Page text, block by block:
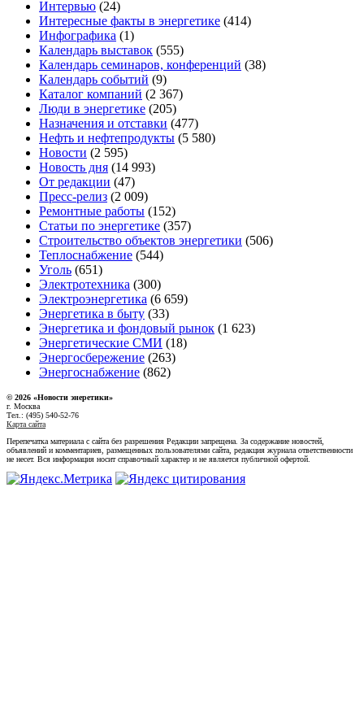
Интервью (24)
Интересные факты в энергетике (414)
Инфографика (1)
Календарь выставок (555)
Календарь семинаров, конференций (38)
Календарь событий (9)
Каталог компаний (2 367)
Люди в энергетике (205)
Назначения и отставки (477)
Нефть и нефтепродукты (5 580)
Новости (2 595)
Новость дня (14 993)
От редакции (47)
Пресс-релиз (2 009)
Ремонтные работы (152)
Статьи по энергетике (357)
Строительство объектов энергетики (506)
Теплоснабжение (544)
Уголь (651)
Электротехника (300)
Электроэнергетика (6 659)
Энергетика в быту (33)
Энергетика и фондовый рынок (1 623)
Энергетические СМИ (18)
Энергосбережение (263)
Энергоснабжение (862)
© 2026 «Новости энеретики»
г. Москва
Тел.: (495) 540-52-76
Карта сайта
Перепечатка материала с сайта без разрешения Редакции запрещена. За содержание новостей,
объявлений и комментариев, размещенных пользователями сайта, редакция журнала ответственности
не несет. Вся информация носит справочный характер и не является публичной офертой.